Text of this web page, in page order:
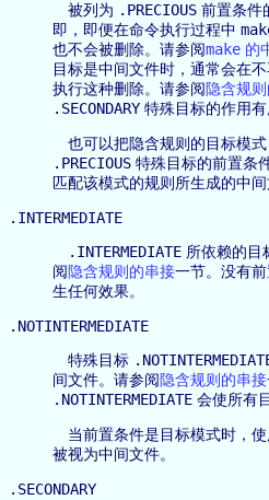
被列为 .PRECIOUS 前置条件
即，即便在命令执行过程中
也不会被删除。请参阅make 的
目标是中间文件时，通常会在
执行这种删除。请参阅 隐含规
.SECONDARY 特殊目标的作用有
也可以把隐含规则的目标模式
.PRECIOUS 特殊目标的前置条
匹配该模式的规则所生成的中间
.INTERMEDIATE
.INTERMEDIATE 所依赖的目
阅 隐含规则的串接一节。没有
生任何效果。
.NOTINTERMEDIATE
特殊目标
间文件。请参阅 隐含规则的串接
.NOTINTERMEDIATE 会使所有
当前置条件是目标模式时，
被视为中间文件。
.SECONDARY